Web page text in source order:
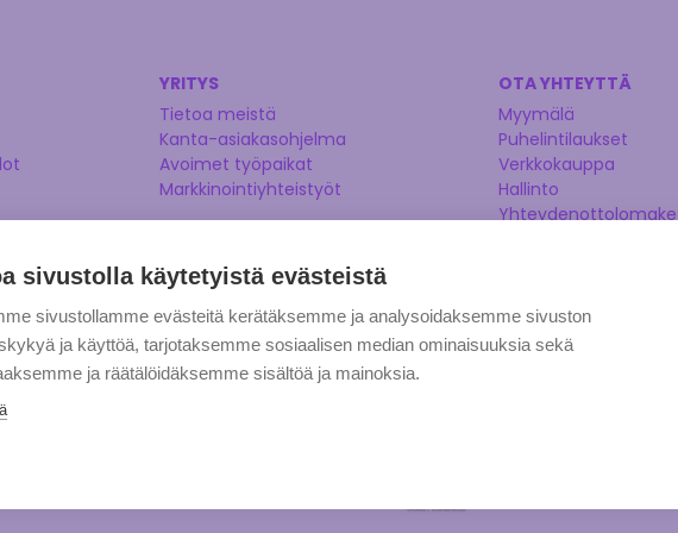
YRITYS
Tietoa meistä
Kanta-asiakasohjelma
Avoimet työpaikat
Markkinointiyhteistyöt
OTA YHTEYTTÄ
Myymälä
Puhelintilaukset
Verkkokauppa
Hallinto
Yhteydenottolomake
sivustolla käytetyistä evästeistä
sivustollamme evästeitä kerätäksemme ja analysoidaksemme sivuston
ja käyttöä, tarjotaksemme sosiaalisen median ominaisuuksia sekä
ja räätälöidäksemme sisältöä ja mainoksia.